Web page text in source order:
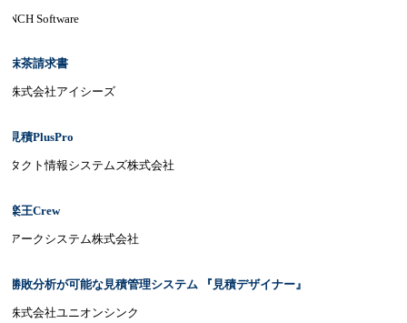
Software
茶請求書
式会社アイシーズ
積PlusPro
クト情報システムズ株式会社
王Crew
ークシステム株式会社
敗分析が可能な見積管理システム 『見積デザイナー』
式会社ユニオンシンク